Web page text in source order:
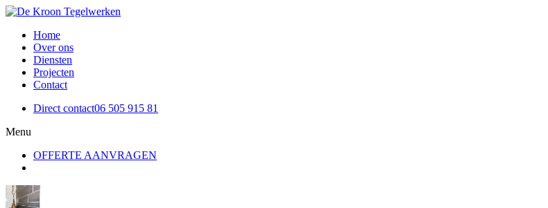
Home
Over ons
Diensten
Projecten
Contact
Direct contact06 505 915 81
Menu
OFFERTE AANVRAGEN